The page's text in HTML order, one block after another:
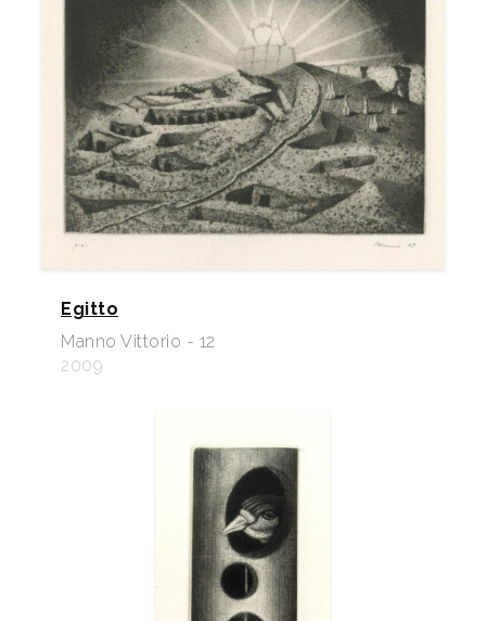
Egitto
Manno Vittorio - 12
2009